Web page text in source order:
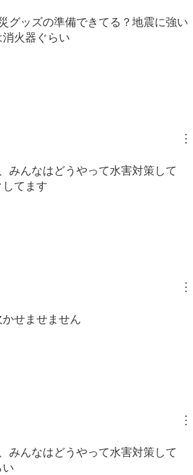
グッズの準備できてる？地震に強い
火器ぐらい
︙
みんなはどうやって水害対策して
てます
︙
せませません
︙
みんなはどうやって水害対策して
い